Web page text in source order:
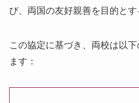
び、両国の友好親善を目的とす
この協定に基づき、両校は以
ます：